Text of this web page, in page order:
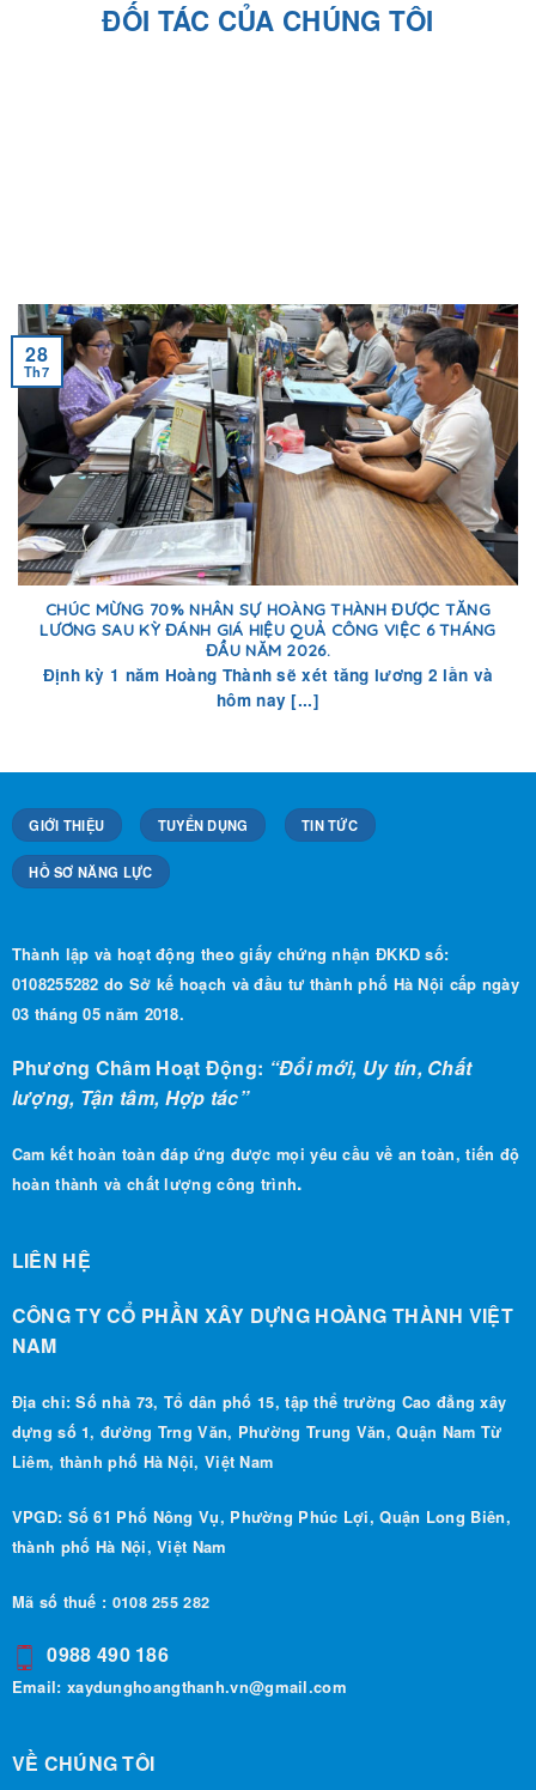
ĐỐI TÁC CỦA CHÚNG TÔI
CHÚC MỪNG 70% NHÂN SỰ HOÀNG THÀNH ĐƯỢC TĂNG
LƯƠNG SAU KỲ ĐÁNH GIÁ HIỆU QUẢ CÔNG VIỆC 6 THÁNG
ĐẦU NĂM 2026.
Định kỳ 1 năm Hoàng Thành sẽ xét tăng lương 2 lần và
hôm nay [...]
28
Th7
GIỚI THIỆU TUYỂN DỤNG TIN TỨC
HỒ SƠ NĂNG LỰC
Thành lập và hoạt động theo giấy chứng nhận ĐKKD số:
0108255282 do Sở kế hoạch và đầu tư thành phố Hà Nội cấp ngày
03 tháng 05 năm 2018.
Phương Châm Hoạt Động: “Đổi mới, Uy tín, Chất
lượng, Tận tâm, Hợp tác”
Cam kết hoàn toàn đáp ứng được mọi yêu cầu về an toàn, tiến độ
hoàn thành và chất lượng công trình.
LIÊN HỆ
CÔNG TY CỔ PHẦN XÂY DỰNG HOÀNG THÀNH VIỆT
NAM
Địa chỉ: Số nhà 73, Tổ dân phố 15, tập thể trường Cao đẳng xây
dựng số 1, đường Trng Văn, Phường Trung Văn, Quận Nam Từ
Liêm, thành phố Hà Nội, Việt Nam
VPGD: Số 61 Phố Nông Vụ, Phường Phúc Lợi, Quận Long Biên,
thành phố Hà Nội, Việt Nam
Mã số thuế : 0108 255 282
0988 490 186
Email: xaydunghoangthanh.vn@gmail.com
VỀ CHÚNG TÔI